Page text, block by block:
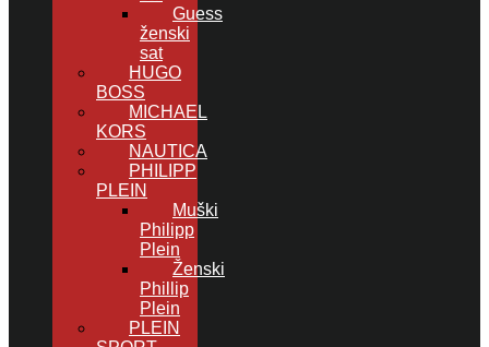
Guess
ženski
sat
HUGO
BOSS
MICHAEL
KORS
NAUTICA
PHILIPP
PLEIN
Muški
Philipp
Plein
Ženski
Phillip
Plein
PLEIN